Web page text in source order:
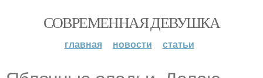
СОВРЕМЕННАЯ ДЕВУШКА
главная новости статьи